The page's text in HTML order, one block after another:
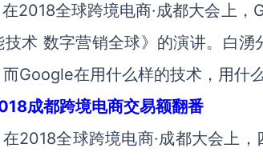
2018全球跨境电商·成都大会上
术 数字营销全球》的演讲。 白湧
Google在用什么样的技术，用什
成都跨境电商交易额翻番
2018全球跨境电商·成都大会上